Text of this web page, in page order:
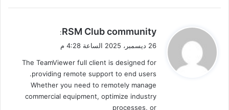
ي
ق
ل
RSM Club community
:
26 ديسمبر، 2025 الساعة 4:28 م
The TeamViewer full client is designed for
providing remote support to end users.
Whether you need to remotely manage
commercial equipment, optimize industry
processes, or